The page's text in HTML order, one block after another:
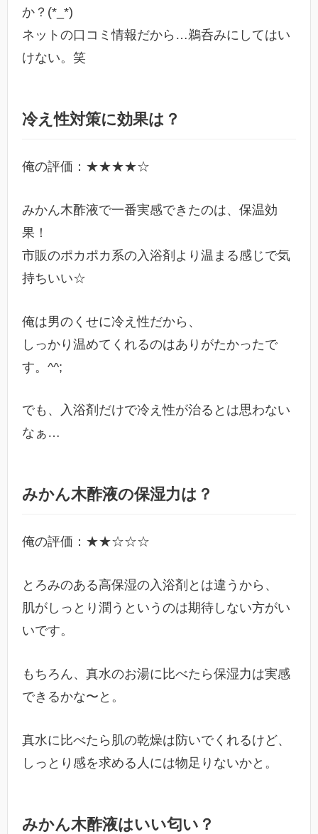
か？(*_*)
ネットの口コミ情報だから…鵜呑みにしてはい
けない。笑
冷え性対策に効果は？
俺の評価：★★★★☆
みかん木酢液で一番実感できたのは、保温効
果！
市販のポカポカ系の入浴剤より温まる感じで気
持ちいい☆
俺は男のくせに冷え性だから、
しっかり温めてくれるのはありがたかったで
す。^^;
でも、入浴剤だけで冷え性が治るとは思わない
なぁ…
みかん木酢液の保湿力は？
俺の評価：★★☆☆☆
とろみのある高保湿の入浴剤とは違うから、
肌がしっとり潤うというのは期待しない方がい
いです。
もちろん、真水のお湯に比べたら保湿力は実感
できるかな〜と。
真水に比べたら肌の乾燥は防いでくれるけど、
しっとり感を求める人には物足りないかと。
みかん木酢液はいい匂い？